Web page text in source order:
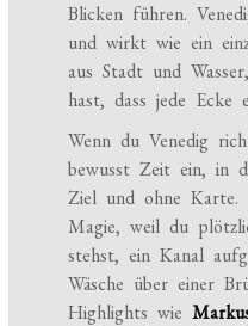
Blicken führen.
und wirkt wie ein
aus Stadt und
hast, dass jede Ecke
Wenn du Venedig
bewusst Zeit ein, in
Ziel und ohne Karte.
Magie, weil du
stehst, ein Kanal
Wäsche über einer
Highlights wie